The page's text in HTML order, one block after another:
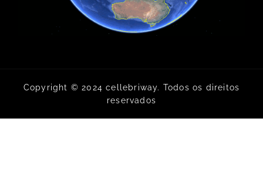
Copyright © 2024 cellebriway. Todos os direitos
reservados